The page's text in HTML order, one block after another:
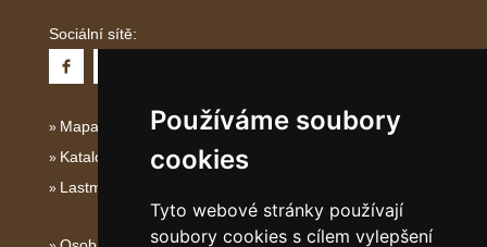
Používáme soubory
cookies
Tyto webové stránky používají
soubory cookies s cílem vylepšení
Sociální sítě:
Mapa serveru Istrie
Katalog ubytování Istrie
Lastminute Istrie